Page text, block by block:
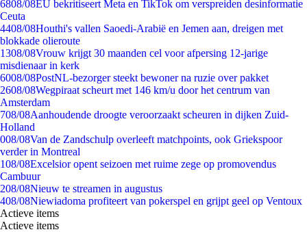
6808/08EU bekritiseert Meta en TikTok om verspreiden desinformatie
Ceuta
4408/08Houthi's vallen Saoedi-Arabië en Jemen aan, dreigen met
blokkade olieroute
1308/08Vrouw krijgt 30 maanden cel voor afpersing 12-jarige
misdienaar in kerk
6008/08PostNL-bezorger steekt bewoner na ruzie over pakket
2608/08Wegpiraat scheurt met 146 km/u door het centrum van
Amsterdam
708/08Aanhoudende droogte veroorzaakt scheuren in dijken Zuid-
Holland
008/08Van de Zandschulp overleeft matchpoints, ook Griekspoor
verder in Montreal
108/08Excelsior opent seizoen met ruime zege op promovendus
Cambuur
208/08Nieuw te streamen in augustus
408/08Niewiadoma profiteert van pokerspel en grijpt geel op Ventoux
Actieve items
Actieve items